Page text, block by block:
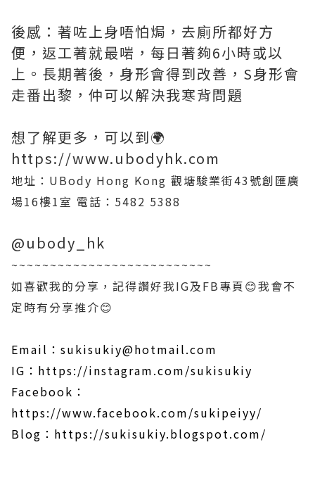
後感：著咗上身唔怕焗，去廁所都好方
便，返工著就最啱，每日著夠6小時或以
上。長期著後，身形會得到改善，S身形會
走番出黎，仲可以解決我寒背問題
想了解更多，可以到🌍
https://www.ubodyhk.com
地址：UBody Hong Kong 觀塘駿業街43號創匯廣
場16樓1室 電話：5482 5388
@ubody_hk
~~~~~~~~~~~~~~~~~~~~~~~~~~
如喜歡我的分享，記得讚好我IG及FB專頁😊我會不
定時有分享推介😊
Email：sukisukiy@hotmail.com
IG：https://instagram.com/sukisukiy
Facebook：
https://www.facebook.com/sukipeiyy/
Blog：https://sukisukiy.blogspot.com/